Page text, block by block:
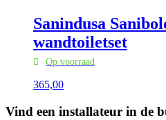
Sanindusa
wandtoiletset
Op voorraad
365,00
Vind een installateur in de